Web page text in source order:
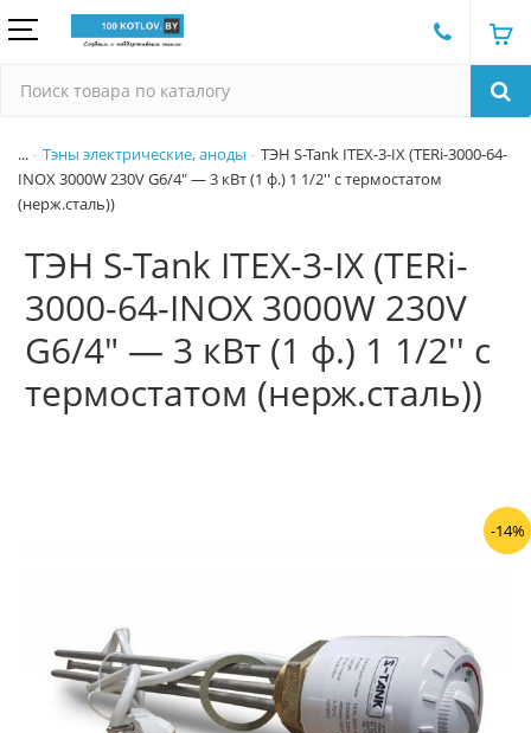
... Тэны электрические, аноды
ТЭН S-Tank ITEX-3-IX (TERi-3000-64-
INOX 3000W 230V G6/4" — 3 кВт (1 ф.) 1 1/2'' c термостатом
(нерж.сталь))
ТЭН S-Tank ITEX-3-IX (TERi-
3000-64-INOX 3000W 230V
G6/4" — 3 кВт (1 ф.) 1 1/2'' c
термостатом (нерж.сталь))
-14%